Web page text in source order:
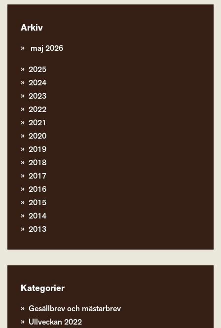
Arkiv
maj 2026
2025
2024
2023
2022
2021
2020
2019
2018
2017
2016
2015
2014
2013
Kategorier
Gesällbrev och mästarbrev
Ullveckan 2022